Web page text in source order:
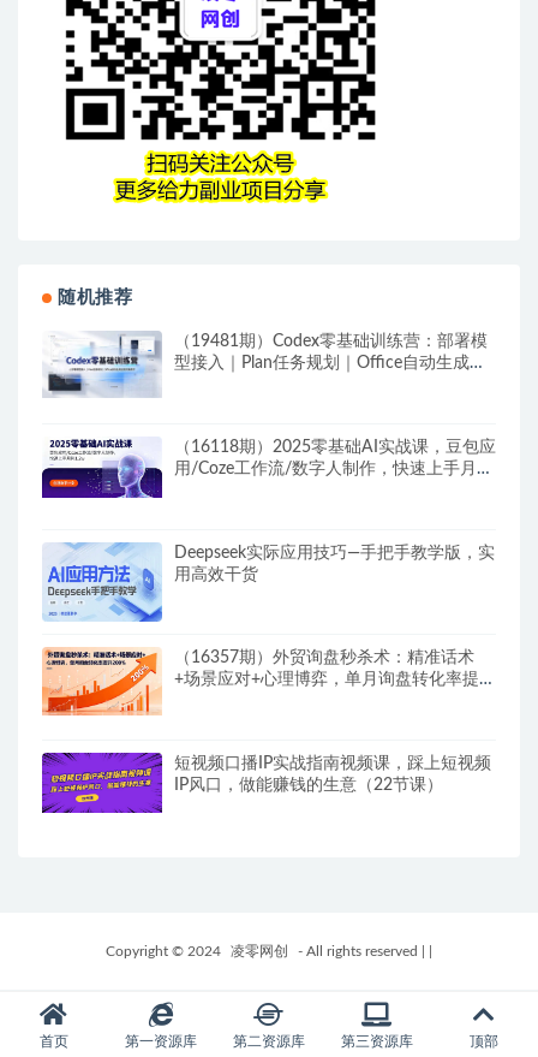
随机推荐
（19481期）Codex零基础训练营：部署模
型接入｜Plan任务规划｜Office自动生成全
（16118期）2025零基础AI实战课，豆包应
用/Coze工作流/数字人制作，快速上手月利
Deepseek实际应用技巧—手把手教学版，实
用高效干货
（16357期）外贸询盘秒杀术：精准话术
+场景应对+心理博弈，单月询盘转化率提升
短视频口播IP实战指南视频课，踩上短视频
IP风口，做能赚钱的生意（22节课）
Copyright © 2024 凌零网创 - All rights reserved
首页 第一资源库 第二资源库 第三资源库 顶部